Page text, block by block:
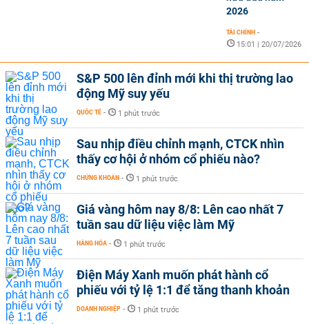
2026
TÀI CHÍNH -
15:01 | 20/07/2026
S&P 500 lên đỉnh mới khi thị trường lao
động Mỹ suy yếu
QUỐC TẾ - 1 phút trước
Sau nhịp điều chỉnh mạnh, CTCK nhìn
thấy cơ hội ở nhóm cổ phiếu nào?
CHỨNG KHOÁN - 1 phút trước
Giá vàng hôm nay 8/8: Lên cao nhất 7
tuần sau dữ liệu việc làm Mỹ
HÀNG HÓA - 1 phút trước
Điện Máy Xanh muốn phát hành cổ
phiếu với tỷ lệ 1:1 để tăng thanh khoản
DOANH NGHIỆP - 1 phút trước